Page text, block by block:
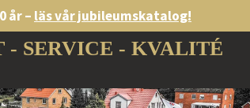
år – läs vår jubileumskatalog!
- SERVICE - KVALITÉ